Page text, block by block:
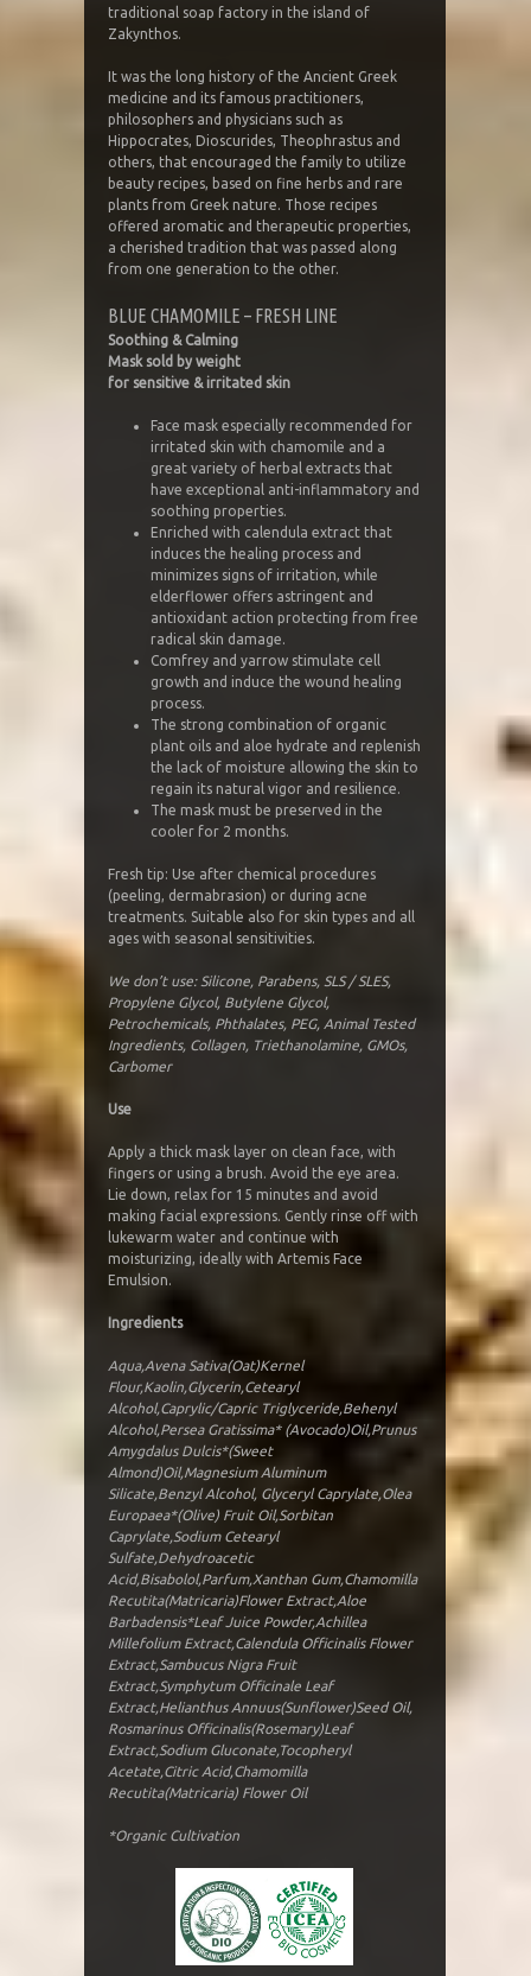
traditional soap factory in the island of
Zakynthos.
It was the long history of the Ancient Greek
medicine and its famous practitioners,
philosophers and physicians such as
Hippocrates, Dioscurides, Theophrastus and
others, that encouraged the family to utilize
beauty recipes, based on fine herbs and rare
plants from Greek nature. Those recipes
offered aromatic and therapeutic properties,
a cherished tradition that was passed along
from one generation to the other.
BLUE CHAMOMILE – FRESH LINE
Soothing & Calming
Mask sold by weight
for sensitive & irritated skin
Face mask especially recommended for
irritated skin with chamomile and a
great variety of herbal extracts that
have exceptional anti-inflammatory and
soothing properties.
Enriched with calendula extract that
induces the healing process and
minimizes signs of irritation, while
elderflower offers astringent and
antioxidant action protecting from free
radical skin damage.
Comfrey and yarrow stimulate cell
growth and induce the wound healing
process.
The strong combination of organic
plant oils and aloe hydrate and replenish
the lack of moisture allowing the skin to
regain its natural vigor and resilience.
The mask must be preserved in the
cooler for 2 months.
Fresh tip: Use after chemical procedures
(peeling, dermabrasion) or during acne
treatments. Suitable also for skin types and all
ages with seasonal sensitivities.
We don’t use: Silicone, Parabens, SLS / SLES,
Propylene Glycol, Butylene Glycol,
Petrochemicals, Phthalates, PEG, Animal Tested
Ingredients, Collagen, Triethanolamine, GMOs,
Carbomer
Use
Apply a thick mask layer on clean face, with
fingers or using a brush. Avoid the eye area.
Lie down, relax for 15 minutes and avoid
making facial expressions. Gently rinse off with
lukewarm water and continue with
moisturizing, ideally with Artemis Face
Emulsion.
Ingredients
Aqua,Avena Sativa(Oat)Kernel
Flour,Kaolin,Glycerin,Cetearyl
Alcohol,Caprylic/Capric Triglyceride,Behenyl
Alcohol,Persea Gratissima* (Avocado)Oil,Prunus
Amygdalus Dulcis*(Sweet
Almond)Oil,Magnesium Aluminum
Silicate,Benzyl Alcohol, Glyceryl Caprylate,Olea
Europaea*(Olive) Fruit Oil,Sorbitan
Caprylate,Sodium Cetearyl
Sulfate,Dehydroacetic
Acid,Bisabolol,Parfum,Xanthan Gum,Chamomilla
Recutita(Matricaria)Flower Extract,Aloe
Barbadensis*Leaf Juice Powder,Achillea
Millefolium Extract,Calendula Officinalis Flower
Extract,Sambucus Nigra Fruit
Extract,Symphytum Officinale Leaf
Extract,Helianthus Annuus(Sunflower)Seed Oil,
Rosmarinus Officinalis(Rosemary)Leaf
Extract,Sodium Gluconate,Tocopheryl
Acetate,Citric Acid,Chamomilla
Recutita(Matricaria) Flower Oil
*Organic Cultivation